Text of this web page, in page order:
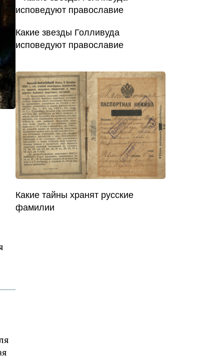
Какие звезды Голливуда
исповедуют православие
Какие тайны хранят русские
фамилии